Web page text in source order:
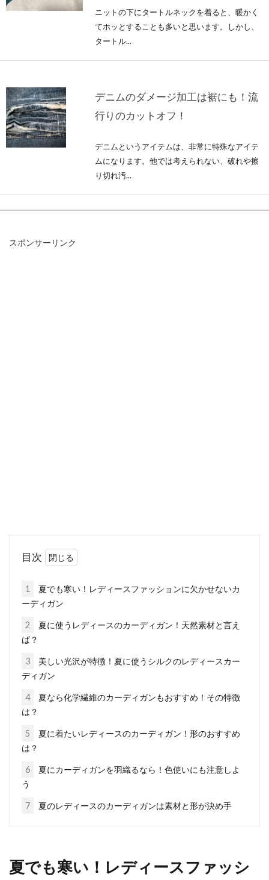
ニットの下にタートルネックを着ると、暖かく
てホッとすることも多いと思います。しかし、
タートル...
デニムのダメージ加工は裾にも！流
行りのカットオフ！
デニムというアイテムは、非常に特殊なアイテ
ムになります。他では考えられない、破れや擦
り切れ汚...
ストールを冬に巻く！巻き方を習得
アイテムとしても定着しつつあります。マフラ
簡単にできる！カーディガンにでき
スポンサーリンク
目次
1
夏でも寒い！レディースファッションに欠かせないカ
ーディガン
2
夏に使うレディースのカーディガン！天然素材と言え
ば？
3
美しい光沢が特徴！夏に使うシルクのレディースカー
ディガン
4
夏なら化学繊維のカーディガンもおすすめ！その特徴
は？
5
夏に着たいレディースのカーディガン！形のおすすめ
は？
6
夏にカーディガンを羽織るなら！色使いにも注意しよ
う
7 夏のレディースのカーディガンは素材と形が決め手
夏でも寒い！レディースファッシ